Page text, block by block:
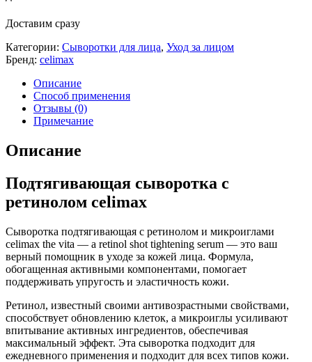
Доставим сразу
Категории: Сыворотки для лица, Уход за лицом
Бренд: celimax
Описание
Способ применения
Отзывы (0)
Примечание
Описание
Подтягивающая сыворотка с
ретинолом celimax
Сыворотка подтягивающая с ретинолом и микроиглами
celimax the vita — a retinol shot tightening serum — это ваш
верный помощник в уходе за кожей лица. Формула,
обогащенная активными компонентами, помогает
поддерживать упругость и эластичность кожи.
Ретинол, известный своими антивозрастными свойствами,
способствует обновлению клеток, а микроиглы усиливают
впитывание активных ингредиентов, обеспечивая
максимальный эффект. Эта сыворотка подходит для
ежедневного применения и подходит для всех типов кожи.